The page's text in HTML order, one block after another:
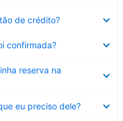
de crédito?
confirmada?
reserva na
eu preciso dele?